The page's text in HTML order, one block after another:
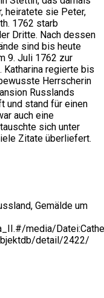
heiratete sie Peter,
1762 starb
Dritte. Nach dessen
sind bis heute
9. Juli 1762 zur
Katharina regierte bis
Herrscherin
Russlands
und stand für einen
auch eine
sich unter
Zitate überliefert.
Gemälde um
media/
detail/2422/